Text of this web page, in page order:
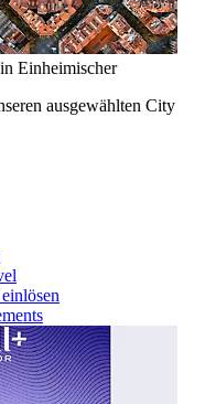
Einheimischer
ausgewählten City